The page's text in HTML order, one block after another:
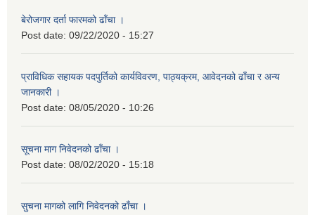
बेरोजगार दर्ता फारमको ढाँचा ।
Post date: 09/22/2020 - 15:27
प्राविधिक सहायक पदपुर्तिको कार्यविवरण, पाठ्यक्रम, आवेदनको ढाँचा र अन्य
जानकारी ।
Post date: 08/05/2020 - 10:26
सूचना माग निवेदनको ढाँचा ।
Post date: 08/02/2020 - 15:18
सुचना मागको लागि निवेदनको ढाँचा ।